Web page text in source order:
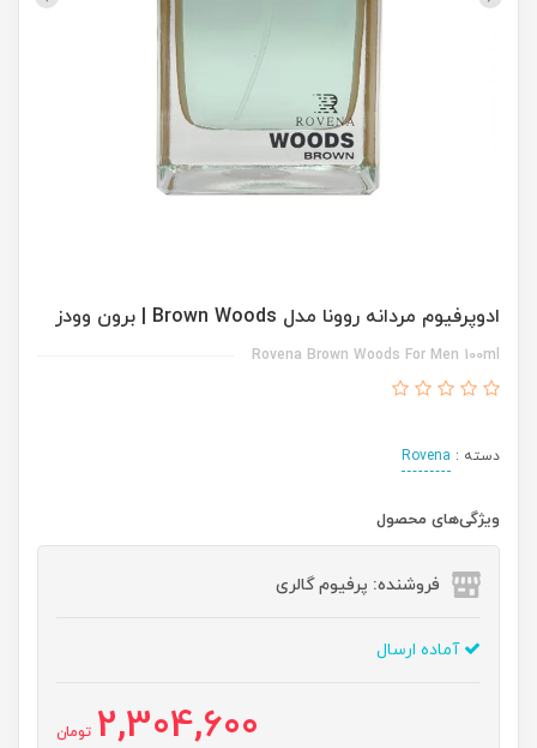
ادوپرفیوم مردانه روونا مدل Brown Woods | برون وودز
Rovena Brown Woods For Men 100ml
دسته : Rovena
ویژگی‌های محصول
فروشنده: پرفیوم گالری
آماده ارسال
2,304,600 تومان